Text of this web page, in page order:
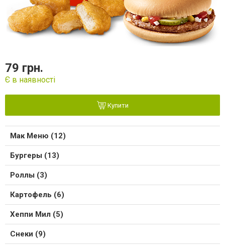
79 грн.
Є в наявності
Купити
Мак Меню (12)
Бургеры (13)
Роллы (3)
Картофель (6)
Хеппи Мил (5)
Снеки (9)